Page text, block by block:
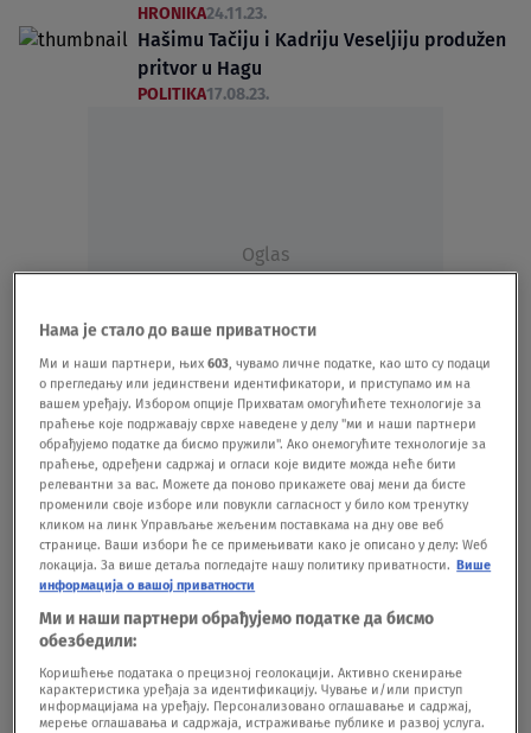
HRONIKA24.11.23.
Hašimu Tačiju i Kadriju Veseljiju produžen
pritvor u Hagu
POLITIKA17.08.23.
Oglas
Čovek koji je Tačija strpao u Hag sada juri
Trampa i biće opasna borba
SVET01.08.23.
Odbrana: Hašim Tači nije imao kontrolu
nad OVK, zločine počinili "odmetnuti
elementi"
POLITIKA04.04.23.
Počelo suđenje četvorici vođa OVK,
negirali krivicu za zločine
Нама је стало до ваше приватности
Ми и наши партнери, њих603, чувамо личне податке, као што су подаци
о прегледању или јединствени идентификатори, и приступамо им на
вашем уређају. Избором опције Прихватам омогућићете технологије за
праћење које подржавају сврхе наведене у делу "ми и наши партнери
обрађујемо податке да бисмо пружили". Ако онемогућите технологије за
праћење, одређени садржај и огласи које видите можда неће бити
релевантни за вас. Можете да поново прикажете овај мени да бисте
променили своје изборе или повукли сагласност у било ком тренутку
кликом на линк Управљање жељеним поставкама на дну ове веб
странице. Ваши избори ће се примењивати како је описано у делу: Wеб
локација. За више детаља погледајте нашу политику приватности. Више
информација о вашој приватности
Ми и наши партнери обрађујемо податке да бисмо
обезбедили:
Коришћење података о прецизној геолокацији. Активно скенирање
карактеристика уређаја за идентификацију. Чување и/или приступ
информацијама на уређају. Персонализовано оглашавање и садржај,
мерење оглашавања и садржаја, истраживање публике и развој услуга.